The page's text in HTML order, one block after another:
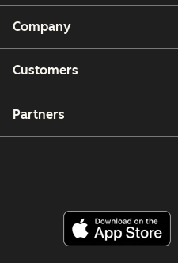
Company
Customers
Partners